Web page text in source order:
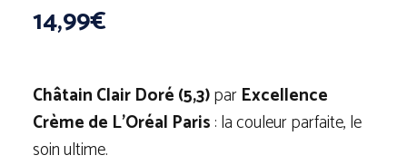
14,99€
Châtain Clair Doré (5,3)parExcellence
Crème de L’Oréal Paris: la couleur parfaite, le
soin ultime.